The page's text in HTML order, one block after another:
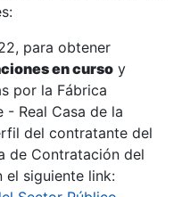
para obtener
en curso y
por la Fábrica
- Real Casa de la
del contratante del
de Contratación del
el siguiente link: